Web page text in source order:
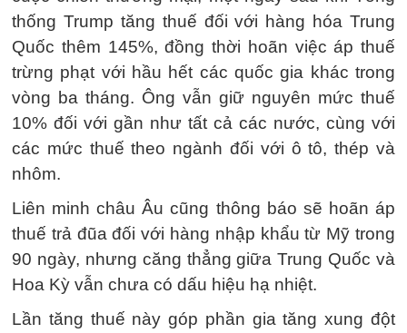
thống Trump tăng thuế đối với hàng hóa Trung
Quốc thêm 145%, đồng thời hoãn việc áp thuế
trừng phạt với hầu hết các quốc gia khác trong
vòng ba tháng. Ông vẫn giữ nguyên mức thuế
10% đối với gần như tất cả các nước, cùng với
các mức thuế theo ngành đối với ô tô, thép và
nhôm.
Liên minh châu Âu cũng thông báo sẽ hoãn áp
thuế trả đũa đối với hàng nhập khẩu từ Mỹ trong
90 ngày, nhưng căng thẳng giữa Trung Quốc và
Hoa Kỳ vẫn chưa có dấu hiệu hạ nhiệt.
Lần tăng thuế này góp phần gia tăng xung đột